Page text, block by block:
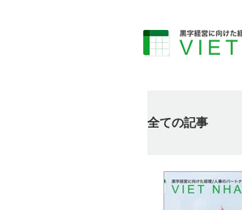
全ての記事